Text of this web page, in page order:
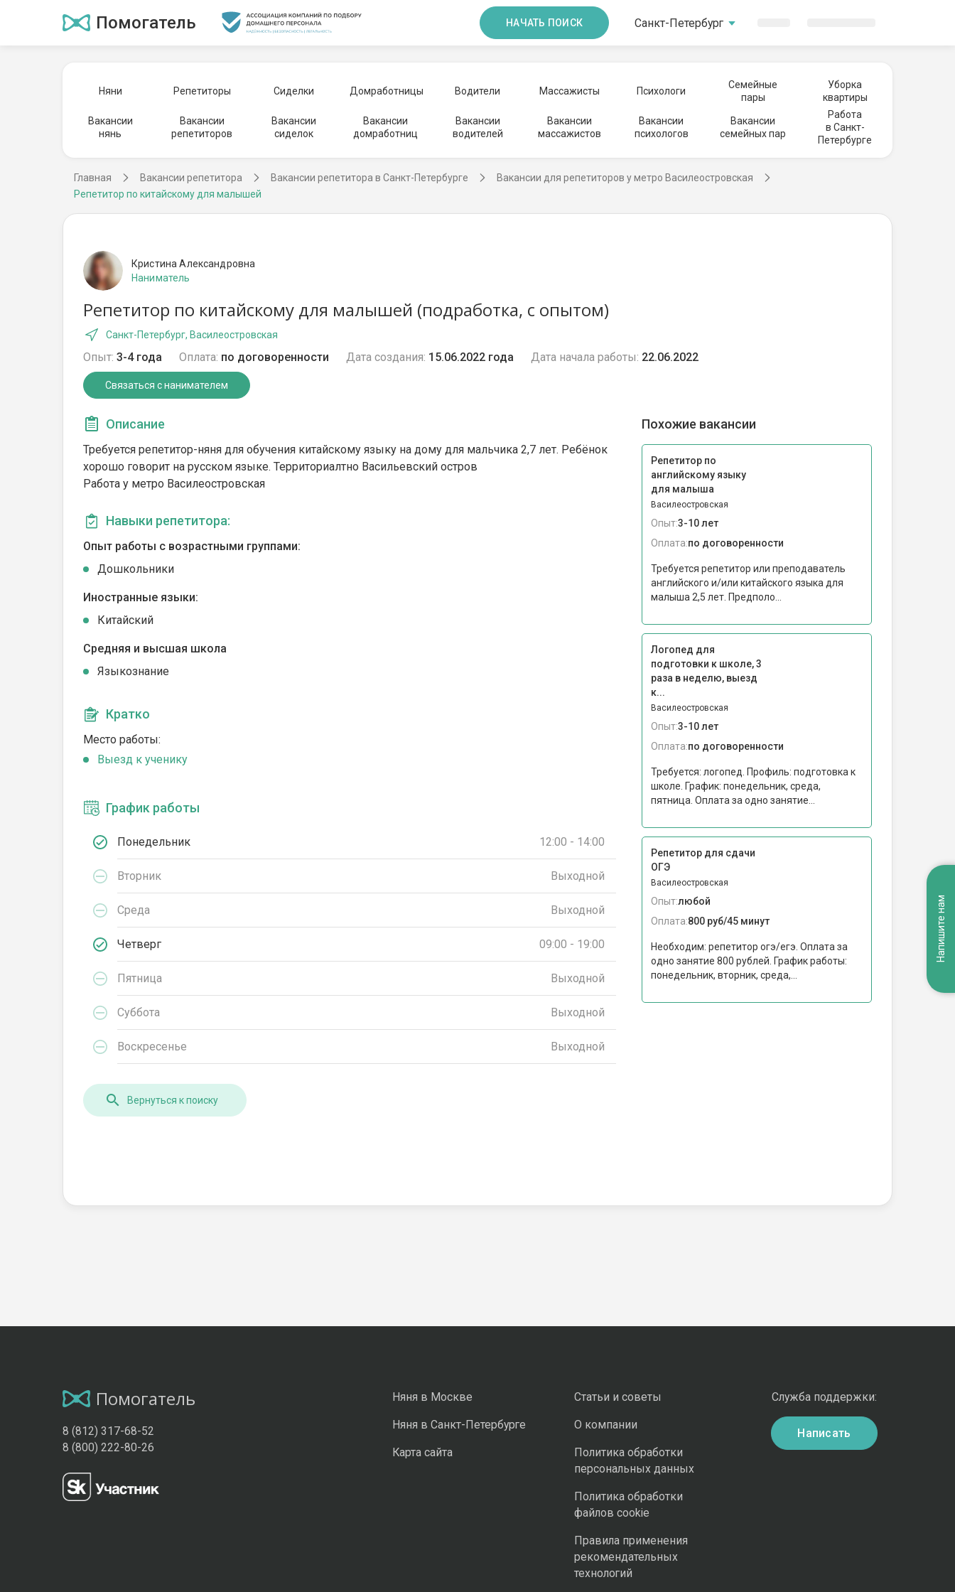
Помогатель НАЧАТЬ ПОИСК Санкт-Петербург
Няни Репетиторы Сиделки Домработницы Водители Массажисты Психологи
Семейные
пары
Уборка
квартиры
Вакансии
нянь
Вакансии
репетиторов
Вакансии
сиделок
Вакансии
домработниц
Вакансии
водителей
Вакансии
массажистов
Вакансии
психологов
Вакансии
семейных пар
Работа
в Санкт-
Петербурге
Главная Вакансии репетитора Вакансии репетитора в Санкт-Петербурге
Вакансии для репетиторов у метро Василеостровская
Репетитор по китайскому для малышей
Кристина Александровна
Наниматель
Репетитор по китайскому для малышей (подработка, с опытом)
Санкт-Петербург, Василеостровская
Опыт: 3-4 года Оплата: по договоренности Дата создания: 15.06.2022 года Дата начала работы: 22.06.2022
Связаться с нанимателем
Описание
Требуется репетитор-няня для обучения китайскому языку на дому для мальчика 2,7 лет. Ребёнок
хорошо говорит на русском языке. Территориалтно Васильевский остров
Работа у метро Василеостровская
Навыки репетитора:
Опыт работы с возрастными группами:
Дошкольники
Иностранные языки:
Китайский
Средняя и высшая школа
Языкознание
Кратко
Место работы:
Выезд к ученику
График работы
Понедельник 12:00 - 14:00
Вторник Выходной
Среда Выходной
Четверг 09:00 - 19:00
Пятница Выходной
Суббота Выходной
Воскресенье Выходной
Похожие вакансии
Репетитор по
английскому языку
для малыша
Василеостровская
Опыт:3-10 лет
Оплата:по договоренности
Требуется репетитор или преподаватель
английского и/или китайского языка для
малыша 2,5 лет. Предполо...
Логопед для
подготовки к школе, 3
раза в неделю, выезд
к...
Василеостровская
Опыт:3-10 лет
Оплата:по договоренности
Требуется: логопед. Профиль: подготовка к
школе. График: понедельник, среда,
пятница. Оплата за одно занятие...
Репетитор для сдачи
ОГЭ
Василеостровская
Опыт:любой
Оплата:800 руб/45 минут
Необходим: репетитор огэ/егэ. Оплата за
одно занятие 800 рублей. График работы:
понедельник, вторник, среда,...
Вернуться к поиску
Помогатель
8 (812) 317-68-52
8 (800) 222-80-26
Няня в Москве
Няня в Санкт-Петербурге
Карта сайта
Статьи и советы
О компании
Политика обработки
персональных данных
Политика обработки
файлов cookie
Правила применения
рекомендательных
технологий
Служба поддержки:
Написать
Напишите нам